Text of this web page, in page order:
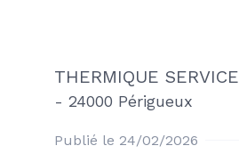
THERMIQUE SERVICE
- 24000 Périgueux
Publié le 24/02/2026